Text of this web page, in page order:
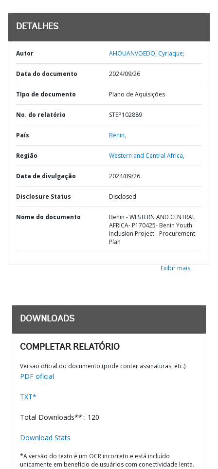
DETALHES
Autor AHOUANVOEDO, Cyriaque;
Data do documento 2024/09/26
TIpo de documento Plano de Aquisições
No. do relatório STEP102889
País Benin,
Região Western and Central Africa,
Data de divulgação 2024/09/26
Disclosure Status Disclosed
Nome do documento
Benin - WESTERN AND CENTRAL
AFRICA- P170425- Benin Youth
Inclusion Project - Procurement
Plan
Exibir mais
DOWNLOADS
COMPLETAR RELATÓRIO
Versão oficial do documento (pode conter assinaturas, etc.)
PDF oficial
TXT*
Total Downloads** : 120
Download Stats
*A versão do texto é um OCR incorreto e está incluído
unicamente em benefício de usuários com conectividade lenta.